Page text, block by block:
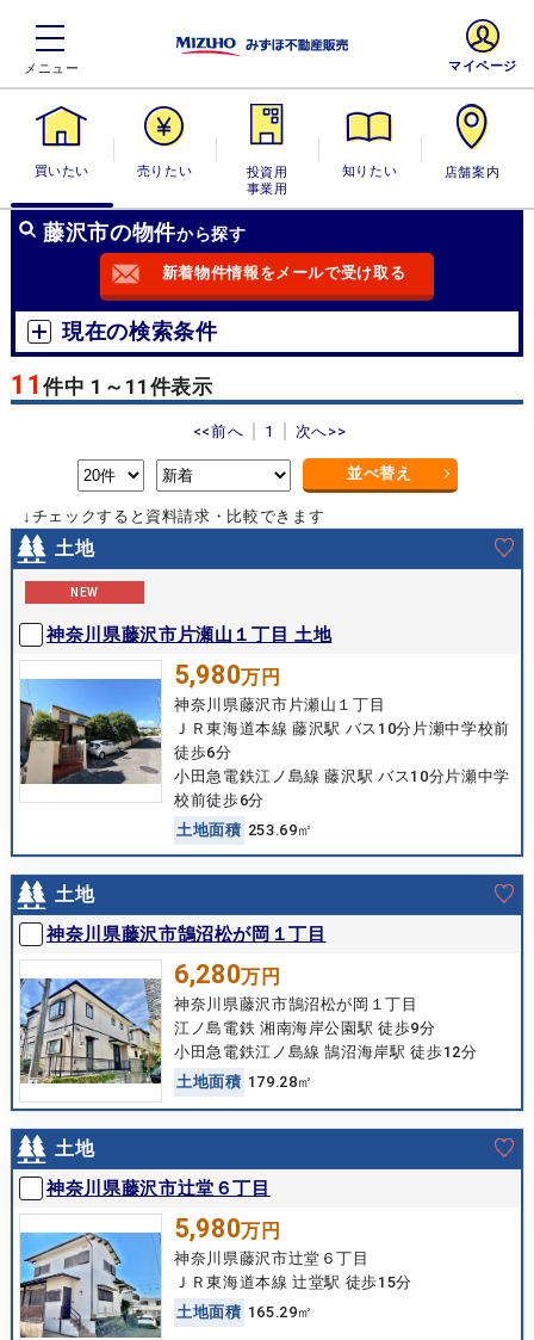
買いたい 売りたい
投資用・事業
用
知りたい 店舗案内
マイページ
藤沢市の物件から探す
新着物件情報をメールで受け取る
現在の検索条件
11件中 1～11件表示
<<前へ 1 次へ>>
並べ替え
↓チェックすると資料請求・比較できます
土地
NEW
神奈川県藤沢市片瀬山１丁目 土地
5,980万円
神奈川県藤沢市片瀬山１丁目
ＪＲ東海道本線 藤沢駅 バス10分片瀬中学校前
徒歩6分
小田急電鉄江ノ島線 藤沢駅 バス10分片瀬中学
校前徒歩6分
土地面積 253.69㎡
土地
神奈川県藤沢市鵠沼松が岡１丁目
6,280万円
神奈川県藤沢市鵠沼松が岡１丁目
江ノ島電鉄 湘南海岸公園駅 徒歩9分
小田急電鉄江ノ島線 鵠沼海岸駅 徒歩12分
土地面積 179.28㎡
土地
神奈川県藤沢市辻堂６丁目
5,980万円
神奈川県藤沢市辻堂６丁目
ＪＲ東海道本線 辻堂駅 徒歩15分
土地面積 165.29㎡